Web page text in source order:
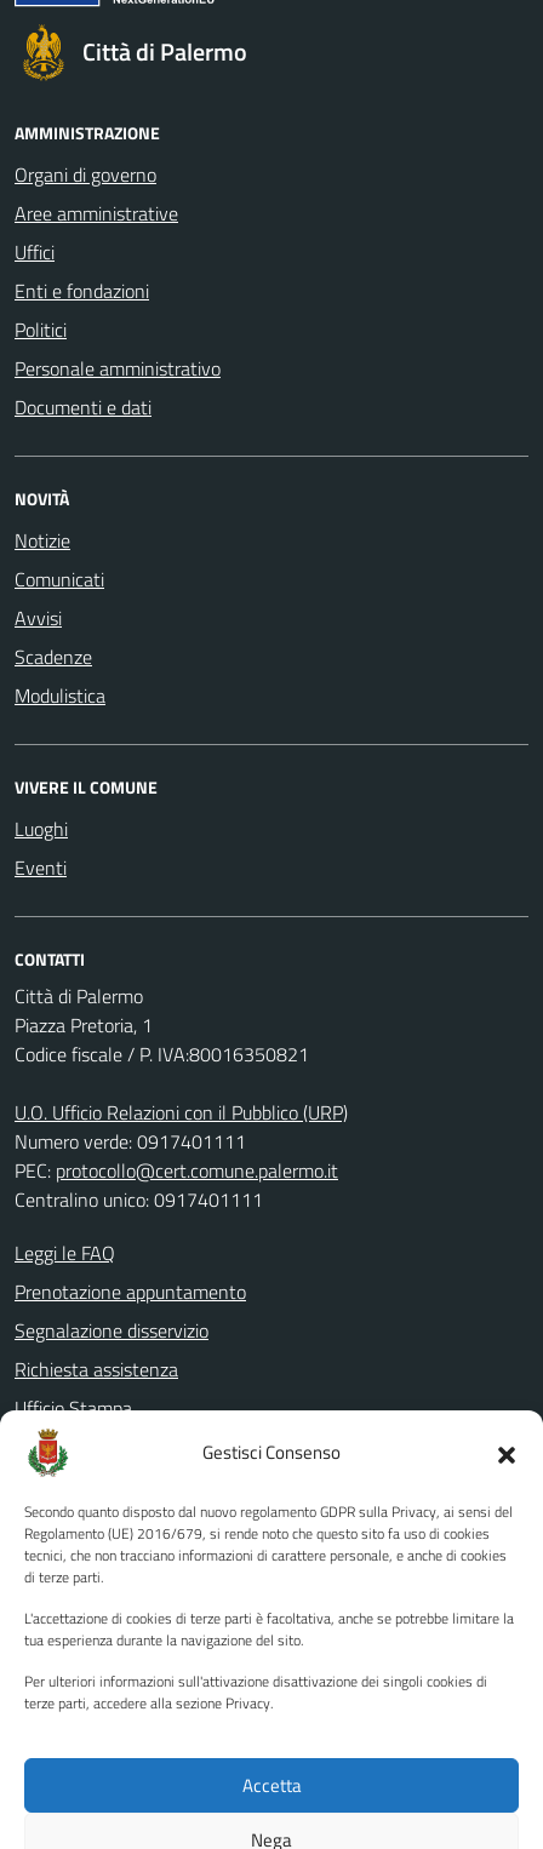
Gestisci Consenso
Secondo quanto disposto dal nuovo regolamento GDPR sulla Privacy, ai sensi del
Regolamento (UE) 2016/679, si rende noto che questo sito fa uso di cookies
tecnici, che non tracciano informazioni di carattere personale, e anche di cookies
di terze parti.
L'accettazione di cookies di terze parti è facoltativa, anche se potrebbe limitare la
tua esperienza durante la navigazione del sito.
Per ulteriori informazioni sull'attivazione disattivazione dei singoli cookies di
terze parti, accedere alla sezione Privacy.
Accetta
Nega
Città di Palermo
AMMINISTRAZIONE
Organi di governo
Aree amministrative
Uffici
Enti e fondazioni
Politici
Personale amministrativo
Documenti e dati
NOVITÀ
Notizie
Comunicati
Avvisi
Scadenze
Modulistica
VIVERE IL COMUNE
Luoghi
Eventi
CONTATTI
Città di Palermo
Piazza Pretoria, 1
Codice fiscale / P. IVA:80016350821
U.O. Ufficio Relazioni con il Pubblico (URP)
Numero verde: 0917401111
PEC: protocollo@cert.comune.palermo.it
Centralino unico: 0917401111
Leggi le FAQ
Prenotazione appuntamento
Segnalazione disservizio
Richiesta assistenza
Ufficio Stampa
Amministrazione Trasparente
Albo pretorio
Informativa privacy
Note legali
Piano di miglioramento del sito
Instagram